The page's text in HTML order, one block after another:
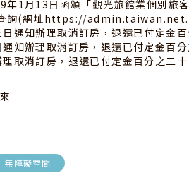
1月13日函頒「觀光旅館業個別旅
詢(網址https://
通知辦理取消訂房，退還已付定金
知辦理取消訂房，退還已付定金百
取消訂房，退還已付定金百分之二
無障礙空間